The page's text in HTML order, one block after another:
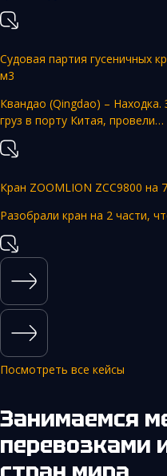
Судовая партия гусеничных
м3
Квандао (Qingdao) – Находка.
груз в порту Китая, провели…
Кран ZOOMLION ZCC9800 на
Разобрали кран на 2 части,
Посмотреть все кейсы
Занимаемся международными
перевозками